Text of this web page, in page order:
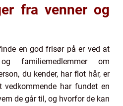
fra venner og
en god frisør på er ved at
familiemedlemmer om
du kender, har flot hår, er
vedkommende har fundet en
de går til, og hvorfor de kan